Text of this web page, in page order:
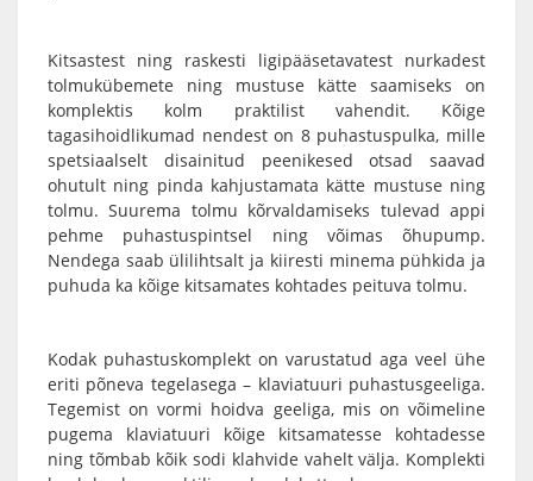
Kitsastest ning raskesti ligipääsetavatest nurkadest
tolmukübemete ning mustuse kätte saamiseks on
komplektis kolm praktilist vahendit. Kõige
tagasihoidlikumad nendest on 8 puhastuspulka, mille
spetsiaalselt disainitud peenikesed otsad saavad
ohutult ning pinda kahjustamata kätte mustuse ning
tolmu. Suurema tolmu kõrvaldamiseks tulevad appi
pehme puhastuspintsel ning võimas õhupump.
Nendega saab ülilihtsalt ja kiiresti minema pühkida ja
puhuda ka kõige kitsamates kohtades peituva tolmu.
Kodak puhastuskomplekt on varustatud aga veel ühe
eriti põneva tegelasega – klaviatuuri puhastusgeeliga.
Tegemist on vormi hoidva geeliga, mis on võimeline
pugema klaviatuuri kõige kitsamatesse kohtadesse
ning tõmbab kõik sodi klahvide vahelt välja. Komplekti